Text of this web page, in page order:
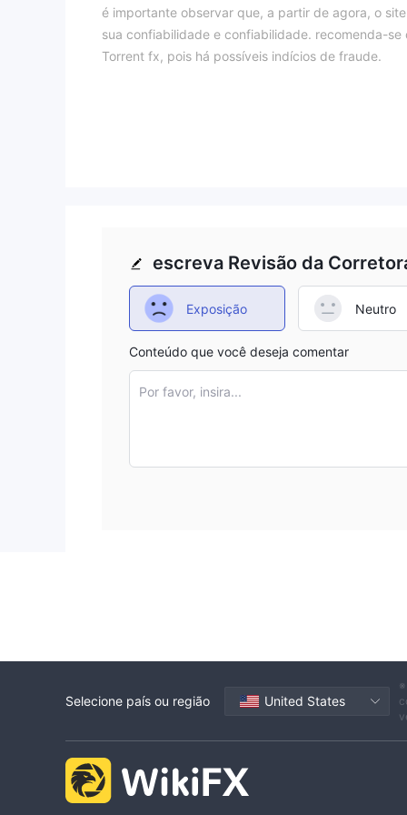
é importante observar que, a partir de agora, o
sua confiabilidade e confiabilidade. recomenda-
Torrent fx, pois há possíveis indícios de fraude.
Quando o status de regulamentação de uma
anteriormente regulamentada por uma
um motivo de grande preocupação. Isso indica
Lidar com um corretor que teve sua
responsabilidade e proteção necessárias
ser cautelosos e evitar fazer negócios com
seus investimentos e interesses financeiros.
negociar índices, os investidores podem
negociação de commodities também está
gás natural são influenciados pela dinâmica global
entusiastas de criptomoedas podem acessar o
escreva Revisão da
Exposição Neutro
Conteúdo que você deseja comentar
Por favor, insira...
Selecione país ou região United States